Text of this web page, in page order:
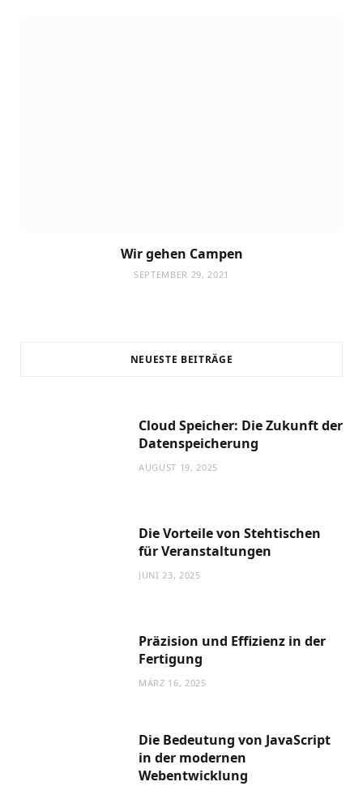
Wir gehen Campen
SEPTEMBER 29, 2021
NEUESTE BEITRÄGE
Cloud Speicher: Die Zukunft der
Datenspeicherung
AUGUST 19, 2025
Die Vorteile von Stehtischen
für Veranstaltungen
JUNI 23, 2025
Präzision und Effizienz in der
Fertigung
MÄRZ 16, 2025
Die Bedeutung von JavaScript
in der modernen
Webentwicklung